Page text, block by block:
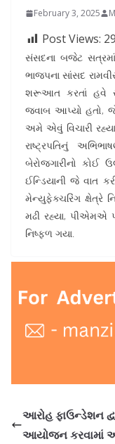
February 3, 2025
Post Views: 29
સંસદના બજેટ સત્રમાં
ભાજપના સાંસદ
શરૂઆત કરતાં હવે
જવાબ આપ્યો હતો,
અમે એવું વિચારી
રાષ્ટ્રપતિનું
બેરોજગારીનો કોઈ
ઈન્ડિયાની જે વાત
મેન્યુફેક્ચરિંગ ક્ષેત્રે
મઢી રહ્યા, પીએમએ
નિષ્ફળ ગયા.
આરોહ ફાઉન્ડેશન
આયોજન કરવામાં